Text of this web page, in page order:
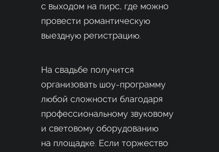
с выходом на пирс, где можно
провести романтическую
выездную регистрацию.
На свадьбе получится
организовать шоу-программу
любой сложности благодаря
профессиональному звуковому
и световому оборудованию
на площадке. Если торжество